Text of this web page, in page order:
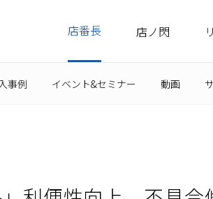
店番長 店ノ閃
事例 イベント&セミナー 動画